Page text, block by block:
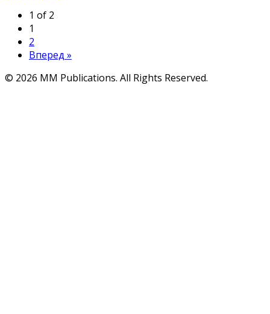
1 of 2
1
2
Вперед »
© 2026 MM Publications. All Rights Reserved.